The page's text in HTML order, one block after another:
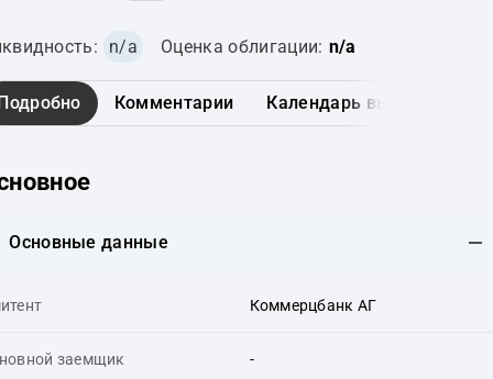
n/a Оценка облигации: n/a
Комментарии Календарь выплат
Основные данные
Коммерцбанк АГ
заемщик -